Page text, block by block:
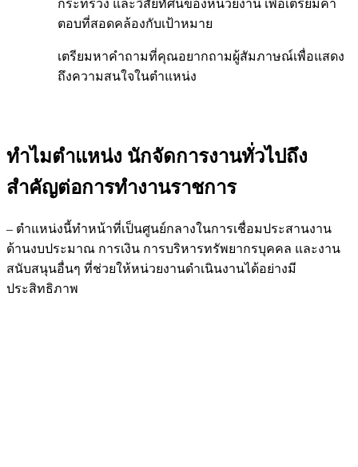
กระทรวง และวิสัยทัศน์ของหน่วยงาน เพื่อเตรียมคำ
ตอบที่สอดคล้องกับเป้าหมาย
เตรียมหาคำถามที่คุณอยากถามผู้สัมภาษณ์เพื่อแสดง
ถึงความสนใจในตำแหน่ง
ทำไมตำแหน่ง นักจัดการงานทั่วไปถึง
สำคัญต่อการทำงานราชการ
– ตำแหน่งนี้ทำหน้าที่เป็นศูนย์กลางในการเชื่อมประสานงาน
ด้านงบประมาณ การเงิน การบริหารทรัพยากรบุคคล และงาน
สนับสนุนอื่นๆ ที่ช่วยให้หน่วยงานดำเนินงานได้อย่างมี
ประสิทธิภาพ